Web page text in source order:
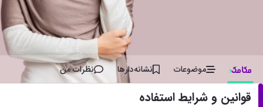
موضوعات نشانه‌دار‌ها نظرات من
قوانین و شرایط استفاده